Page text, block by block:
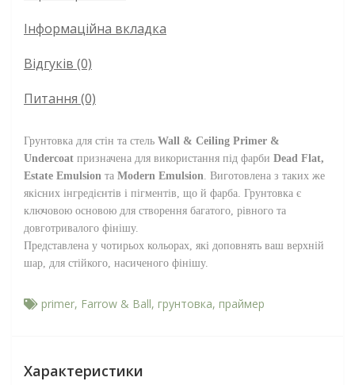
Інформаційна вкладка
Відгуків (0)
Питання (0)
Грунтовка для стін та стель Wall & Ceiling Primer &
Undercoat призначена для використання під фарби Dead Flat,
Estate Emulsion та Modern Emulsion. Виготовлена з таких же
якісних інгредієнтів і пігментів, що й фарба. Грунтовка є
ключовою основою для створення багатого, рівного та
довготривалого фінішу.
Представлена у чотирьох кольорах, які доповнять ваш верхній
шар, для стійкого, насиченого фінішу.
primer, Farrow & Ball, грунтовка, праймер
Характеристики